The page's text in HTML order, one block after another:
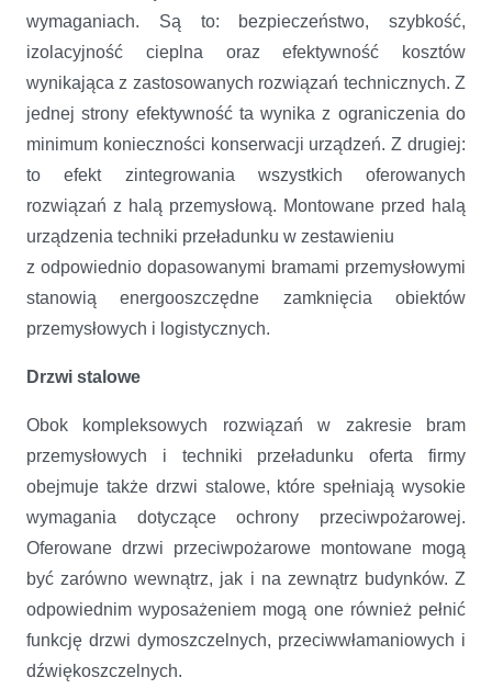
wymaganiach. Są to: bezpieczeństwo, szybkość,
izolacyjność cieplna oraz efektywność kosztów
wynikająca z zastosowanych rozwiązań technicznych. Z
jednej strony efektywność ta wynika z ograniczenia do
minimum konieczności konserwacji urządzeń. Z drugiej:
to efekt zintegrowania wszystkich oferowanych
rozwiązań z halą przemysłową. Montowane przed halą
urządzenia techniki przeładunku w zestawieniu
z odpowiednio dopasowanymi bramami przemysłowymi
stanowią energooszczędne zamknięcia obiektów
przemysłowych i logistycznych.
Drzwi stalowe
Obok kompleksowych rozwiązań w zakresie bram
przemysłowych i techniki przeładunku oferta firmy
obejmuje także drzwi stalowe, które spełniają wysokie
wymagania dotyczące ochrony przeciwpożarowej.
Oferowane drzwi przeciwpożarowe montowane mogą
być zarówno wewnątrz, jak i na zewnątrz budynków. Z
odpowiednim wyposażeniem mogą one również pełnić
funkcję drzwi dymoszczelnych, przeciwwłamaniowych i
dźwiękoszczelnych.